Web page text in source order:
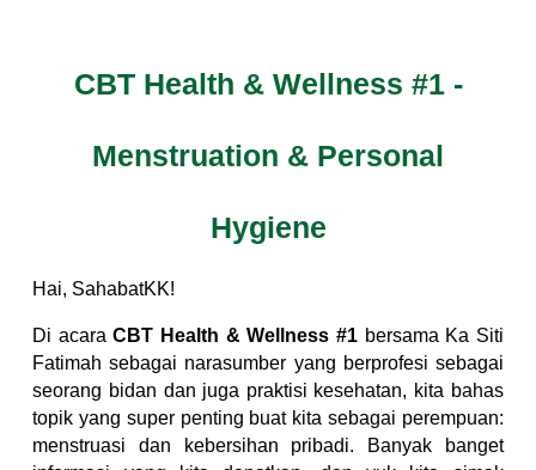
CBT Health & Wellness #1 -
Menstruation & Personal
Hygiene
Hai, SahabatKK!
Di acaraCBT Health & Wellness #1bersama Ka Siti
Fatimah sebagai narasumber yang berprofesi sebagai
seorang bidan dan juga praktisi kesehatan, kita bahas
topik yang super penting buat kita sebagai perempuan:
menstruasi dan kebersihan pribadi. Banyak banget